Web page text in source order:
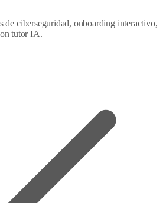
de ciberseguridad, onboarding interactivo,
tutor IA.